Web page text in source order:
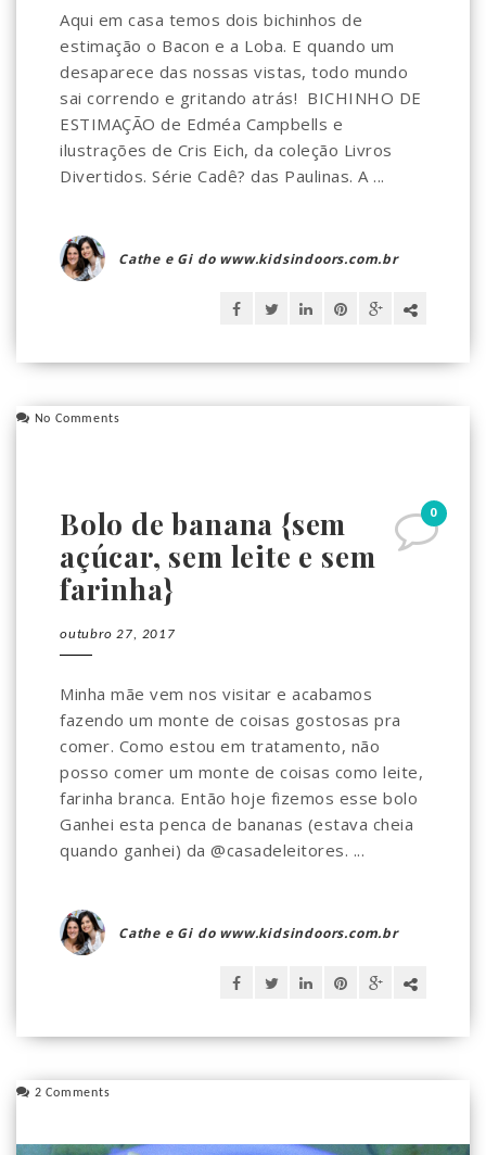
Aqui em casa temos dois bichinhos de
estimação o Bacon e a Loba. E quando um
desaparece das nossas vistas, todo mundo
sai correndo e gritando atrás! BICHINHO DE
ESTIMAÇÃO de Edméa Campbells e
ilustrações de Cris Eich, da coleção Livros
Divertidos. Série Cadê? das Paulinas. A ...
Cathe e Gi do www.kidsindoors.com.br
No Comments
0
Bolo de banana {sem
açúcar, sem leite e sem
farinha}
outubro 27, 2017
Minha mãe vem nos visitar e acabamos
fazendo um monte de coisas gostosas pra
comer. Como estou em tratamento, não
posso comer um monte de coisas como leite,
farinha branca. Então hoje fizemos esse bolo
Ganhei esta penca de bananas (estava cheia
quando ganhei) da @casadeleitores. ...
Cathe e Gi do www.kidsindoors.com.br
2 Comments